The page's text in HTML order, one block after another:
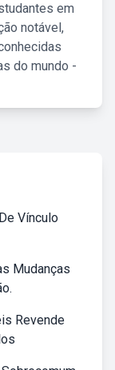
em
notável,
do mundo -
Vínculo
Mudanças
Revende